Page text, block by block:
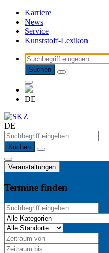
Karriere
News
Service
Kunststoff-Lexikon
Suchen
DE
DE
Suchen
Veranstaltungen
Termine finden